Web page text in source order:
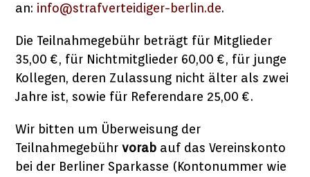
an: info@strafverteidiger-berlin.de.
Die Teilnahmegebühr beträgt für Mitglieder
35,00 €, für Nichtmitglieder 60,00 €, für junge
Kollegen, deren Zulassung nicht älter als zwei
Jahre ist, sowie für Referendare 25,00 €.
Wir bitten um Überweisung der
Teilnahmegebührvorab auf das Vereinskonto
bei der Berliner Sparkasse (Kontonummer wie